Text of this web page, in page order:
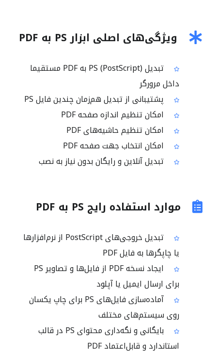
ویژگی‌های اصلی ابزار PS به PDF
تبدیل PS (PostScript) به PDF مستقیما
داخل مرورگر
پشتیبانی از تبدیل هم‌زمان چندین فایل PS
امکان تنظیم اندازه صفحه PDF
امکان تنظیم حاشیه‌های PDF
امکان انتخاب جهت صفحه PDF
تبدیل آنلاین و رایگان بدون نیاز به نصب
موارد استفاده رایج PS به PDF
تبدیل خروجی‌های PostScript از نرم‌افزارها
یا چاپگرها به فایل PDF
ایجاد نسخه PDF از فایل‌ها و تصاویر PS
برای ارسال ایمیل یا آپلود
آماده‌سازی فایل‌های PS برای چاپ یکسان
روی سیستم‌های مختلف
بایگانی و نگه‌داری محتوای PS در قالب
استاندارد و قابل‌اعتماد PDF